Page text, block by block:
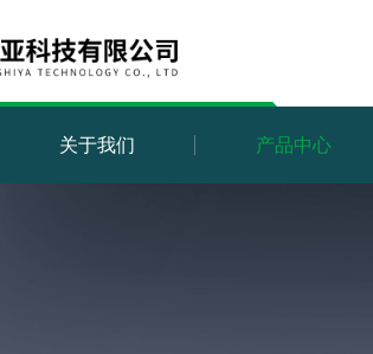
关于我们 产品中心